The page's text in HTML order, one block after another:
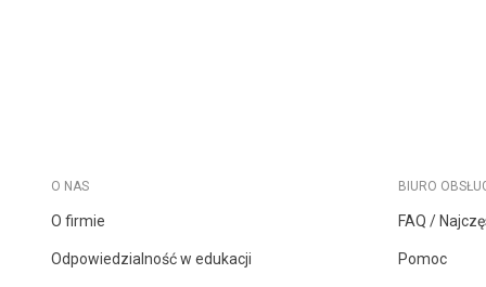
O NAS
O firmie
Odpowiedzialność w edukacji
BIURO
FAQ /
Pomoc